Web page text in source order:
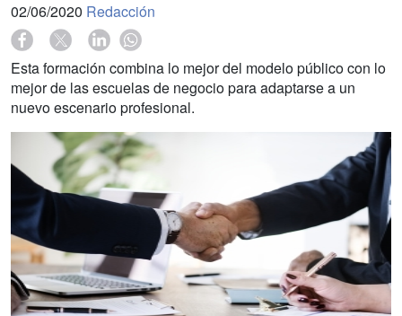
02/06/2020 Redacción
Esta formación combina lo mejor del modelo público con lo
mejor de las escuelas de negocio para adaptarse a un
nuevo escenario profesional.